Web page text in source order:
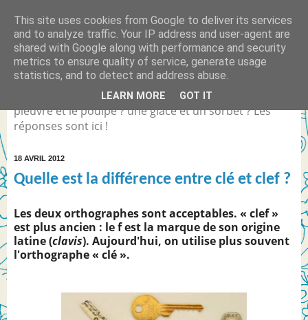
Quelle est la différence
entre... ?
Différence entre Coca Light et le Coca Zéro ? la
pieuvre et le poulpe ? une glace et un sorbet ? Les
réponses sont ici !
18 AVRIL 2012
Quelle est la différence entre clé et clef ?
Les deux orthographes sont acceptables. « clef »
est plus ancien : le f est la marque de son origine
latine (clavis). Aujourd'hui, on utilise plus souvent
l'orthographe« clé ».
This site uses cookies from Google to deliver its services
and to analyze traffic. Your IP address and user-agent are
shared with Google along with performance and security
metrics to ensure quality of service, generate usage
statistics, and to detect and address abuse.
LEARN MORE GOT IT